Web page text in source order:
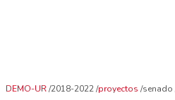
DEMO-UR 2018-2022 proyectos senado